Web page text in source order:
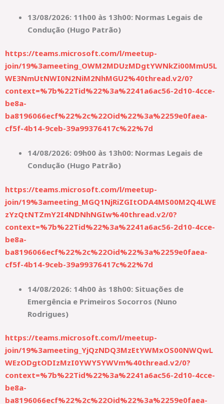
13/08/2026: 11h00 às 13h00: Normas Legais de
Condução (Hugo Patrão)
https://teams.microsoft.com/l/meetup-
join/19%3ameeting_OWM2MDUzMDgtYWNkZi00MmU5L
WE3NmUtNWI0N2NiM2NhMGU2%40thread.v2/0?
context=%7b%22Tid%22%3a%2241a6ac56-2d10-4cce-
be8a-
ba8196066ecf%22%2c%22Oid%22%3a%2259e0faea-
cf5f-4b14-9ceb-39a99376417c%22%7d
14/08/2026: 09h00 às 13h00: Normas Legais de
Condução (Hugo Patrão)
https://teams.microsoft.com/l/meetup-
join/19%3ameeting_MGQ1NjRiZGItODA4MS00M2Q4LWE
zYzQtNTZmY2I4NDNhNGIw%40thread.v2/0?
context=%7b%22Tid%22%3a%2241a6ac56-2d10-4cce-
be8a-
ba8196066ecf%22%2c%22Oid%22%3a%2259e0faea-
cf5f-4b14-9ceb-39a99376417c%22%7d
14/08/2026: 14h00 às 18h00: Situações de
Emergência e Primeiros Socorros (Nuno
Rodrigues)
https://teams.microsoft.com/l/meetup-
join/19%3ameeting_YjQzNDQ3MzEtYWMxOS00NWQwL
WEzODgtODIzMzI0YWY5YWVm%40thread.v2/0?
context=%7b%22Tid%22%3a%2241a6ac56-2d10-4cce-
be8a-
ba8196066ecf%22%2c%22Oid%22%3a%2259e0faea-